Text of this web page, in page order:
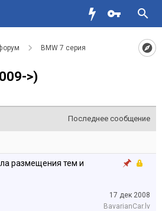
BMW 7 серия
>)
Последнее сообщение
размещения тем и
17 дек 2008
BavarianCar.lv